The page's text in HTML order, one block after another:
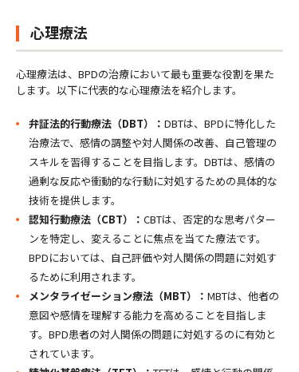
心理療法
心理療法は、BPDの治療において最も重要な役割を果た
します。以下に代表的な心理療法を紹介します。
弁証法的行動療法（DBT）： DBTは、BPDに特化した
治療法で、感情の調整や対人関係の改善、自己管理の
スキルを習得することを目指します。DBTは、感情の
過剰な反応や衝動的な行動に対処するための具体的な
技術を提供します。
認知行動療法（CBT）： CBTは、否定的な思考パター
ンを特定し、変えることに焦点を当てた療法です。
BPDにおいては、自己評価や対人関係の問題に対処す
るために利用されます。
メンタライゼーション療法（MBT）： MBTは、他者の
意図や感情を理解する能力を高めることを目指しま
す。BPD患者の対人関係の問題に対処するのに有効と
されています。